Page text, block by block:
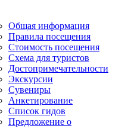
Общая информация
Правила посещения
Стоимость посещения
Схема для туристов
Достопримечательности
Экскурсии
Сувениры
Анкетирование
Список гидов
Предложение о